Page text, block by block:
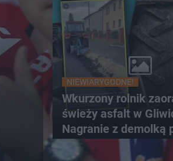
NIEWIARYGODNE!
Wkurzony rolnik
świeży asfalt w
Nagranie z demolką
sieć